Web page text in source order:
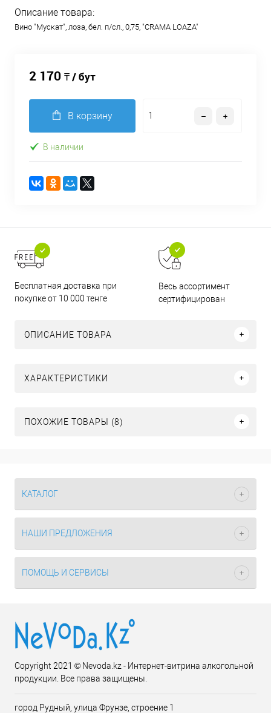
Описание товара:
Вино "Мускат", лоза, бел. п/сл., 0,75, "CRAMA LOAZA"
2 170 ₸ / бут
В корзину
В наличии
Бесплатная доставка при
покупке от 10 000 тенге
Весь ассортимент
сертифицирован
ОПИСАНИЕ ТОВАРА
ХАРАКТЕРИСТИКИ
ПОХОЖИЕ ТОВАРЫ (8)
КАТАЛОГ
НАШИ ПРЕДЛОЖЕНИЯ
ПОМОЩЬ И СЕРВИСЫ
Copyright 2021 © Nevoda.kz - Интернет-витрина алкогольной
продукции. Все права защищены.
город Рудный, улица Фрунзе, строение 1